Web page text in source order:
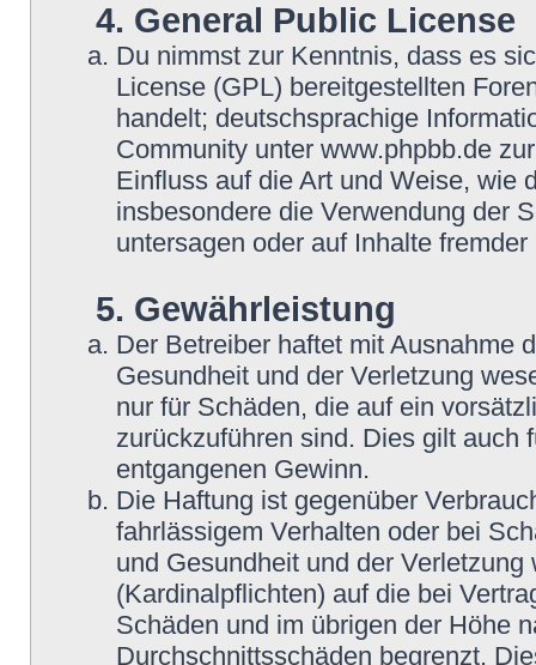
4. General Public License
Du nimmst zur Kenntnis, dass es
License (GPL) bereitgestellten
handelt; deutschsprachige
Community unter www.phpbb.de
Einfluss auf die Art und Weise, wie
insbesondere die Verwendung der
untersagen oder auf Inhalte
5. Gewährleistung
Der Betreiber haftet mit Ausnahme
Gesundheit und der Verletzung
nur für Schäden, die auf ein
zurückzuführen sind. Dies gilt auch
entgangenen Gewinn.
Die Haftung ist gegenüber
fahrlässigem Verhalten oder bei
und Gesundheit und der
(Kardinalpflichten) auf die bei
Schäden und im übrigen der Höhe
Durchschnittsschäden begrenzt.